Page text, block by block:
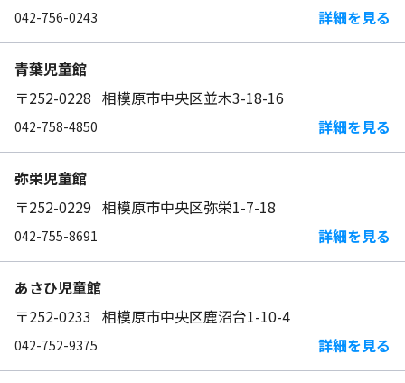
042-756-0243 詳細を見る
青葉児童館
〒252-0228 相模原市中央区並木3-18-16
042-758-4850 詳細を見る
弥栄児童館
〒252-0229 相模原市中央区弥栄1-7-18
042-755-8691 詳細を見る
あさひ児童館
〒252-0233 相模原市中央区鹿沼台1-10-4
042-752-9375 詳細を見る